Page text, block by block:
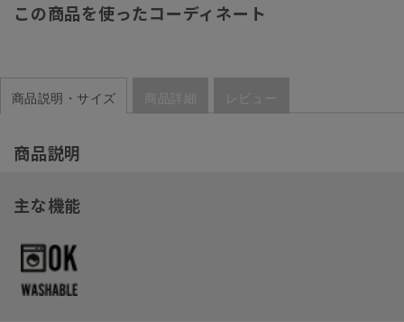
この商品を使ったコーディネート
商品説明・サイズ 商品詳細 レビュー
商品説明
主な機能